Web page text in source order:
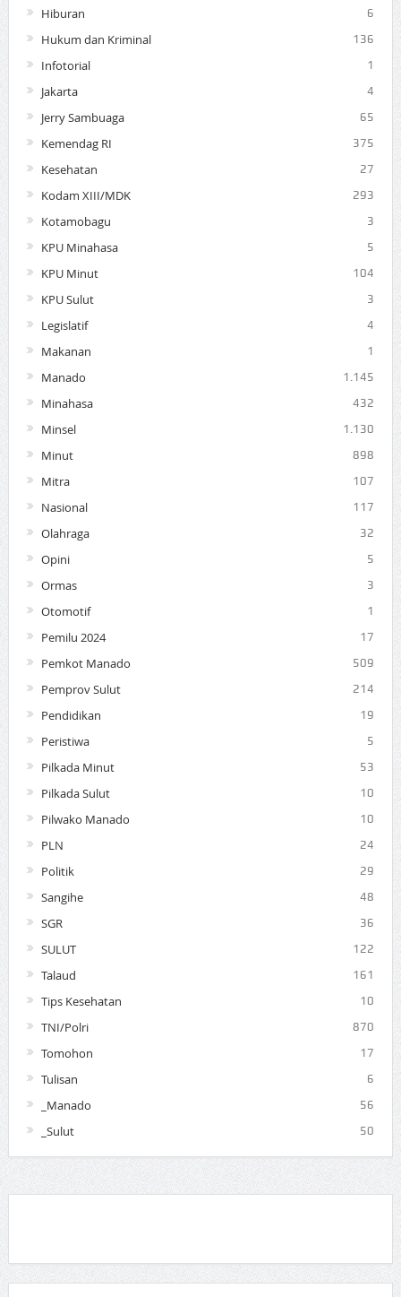
Hiburan 6
Hukum dan Kriminal 136
Infotorial 1
Jakarta 4
Jerry Sambuaga 65
Kemendag RI 375
Kesehatan 27
Kodam XIII/MDK 293
Kotamobagu 3
KPU Minahasa 5
KPU Minut 104
KPU Sulut 3
Legislatif 4
Makanan 1
Manado 1.145
Minahasa 432
Minsel 1.130
Minut 898
Mitra 107
Nasional 117
Olahraga 32
Opini 5
Ormas 3
Otomotif 1
Pemilu 2024 17
Pemkot Manado 509
Pemprov Sulut 214
Pendidikan 19
Peristiwa 5
Pilkada Minut 53
Pilkada Sulut 10
Pilwako Manado 10
PLN 24
Politik 29
Sangihe 48
SGR 36
SULUT 122
Talaud 161
Tips Kesehatan 10
TNI/Polri 870
Tomohon 17
Tulisan 6
_Manado 56
_Sulut 50